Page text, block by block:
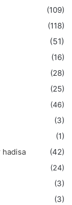
(109)
(118)
(51)
(16)
(28)
(25)
(46)
(3)
(1)
hadisa
(42)
(24)
(3)
(3)